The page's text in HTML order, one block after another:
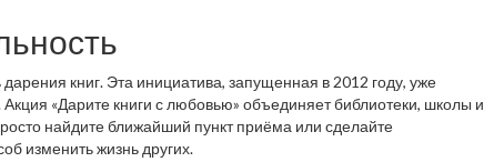
книг. Эта инициатива, запущенная в 2012 году, уже
«Дарите книги с любовью» объединяет библиотеки, школы и
найдите ближайший пункт приёма или сделайте
изменить жизнь других.